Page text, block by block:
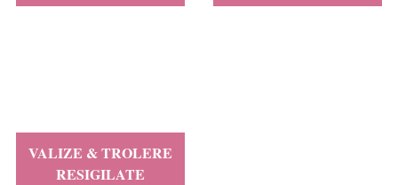
VALIZE & TROLERE
RESIGILATE